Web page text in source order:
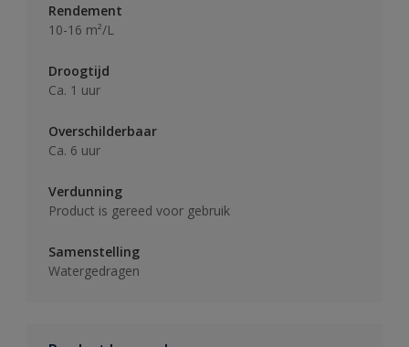
Rendement
10-16 m²/L
Droogtijd
Ca. 1 uur
Overschilderbaar
Ca. 6 uur
Verdunning
Product is gereed voor gebruik
Samenstelling
Watergedragen